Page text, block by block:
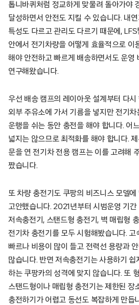
톱니바퀴처럼 정교하게 맞물려 돌아가야
달성하면서 안전도 지킬 수 있습니다. 내
특성도 다르고 관리도 다르기 때문에,
안에서 전기차량을 어떻게 효율적으로 이
해야 안전하고 빠르게 배송하면서도 운영
연구해왔습니다.
우선 배송 캠프의 레이아웃 설계부터 다
외부 주유소에 가서 기름을 넣지만 전기차
운행을 쉬는 동안 충전을 해야 합니다. 어
넓지는 않으므로 최적화를 해야 합니다.
문을 연 전기차 전용 캠프는 이를 고려해
짰습니다.
또 차량 충전기도 쿠팡의 비즈니스 모델에
고안했습니다. 2021년부터 시범운영 기
저속충전기, 스탠드형 충전기, 벽 매립형
전기차 충전기를 모두 시험해봤습니다.
빠르나 비용이 많이 들고 전력선 용량과
많습니다. 반면 저속충전기는 사용하기
하는 쿠팡카의 성격에 맞지 않습니다. 또
스탠드형이나 매립형 충전기는 제한된 장
충전하기가 어렵고 동선도 복잡하게 만듭